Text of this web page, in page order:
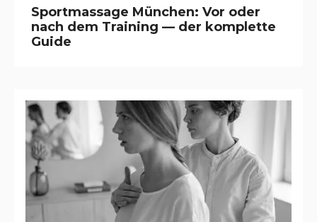
Sportmassage München: Vor oder
nach dem Training — der komplette
Guide